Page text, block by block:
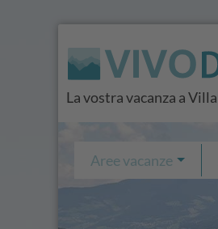
La vostra vacanza a
Aree vacanze